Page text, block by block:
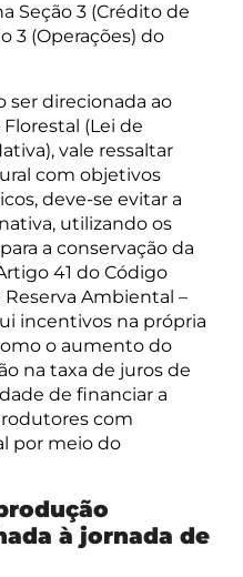
Seção 3 (Crédito de
3 (Operações) do
ser direcionada ao
(Lei de
vale ressaltar
com objetivos
deve-se evitar a
utilizando os
a conservação da
41 do Código
Reserva Ambiental –
incentivos na própria
o aumento do
na taxa de juros de
de financiar a
com
por meio do
à jornada de